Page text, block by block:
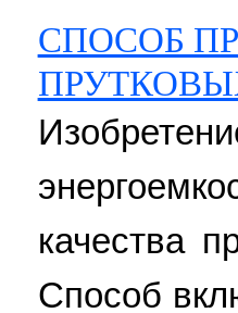
СПОСОБ
качества
Способ